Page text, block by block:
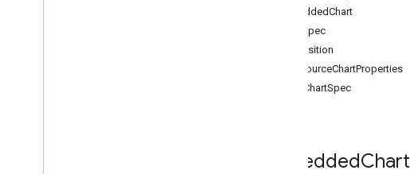
EmbeddedChart
ChartSpec
TextPosition
DataSourceChartProperties
BasicChartSpec
EmbeddedChart